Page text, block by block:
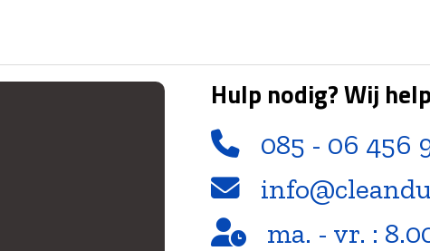
Hulp nodig? Wij
085 - 06 456
ma. - vr. :